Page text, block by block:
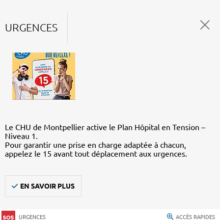
URGENCES
Le CHU de Montpellier active le Plan Hôpital en Tension –
Niveau 1.
Pour garantir une prise en charge adaptée à chacun,
appelez le 15 avant tout déplacement aux urgences.
EN SAVOIR PLUS
URGENCES ACCÈS RAPIDES